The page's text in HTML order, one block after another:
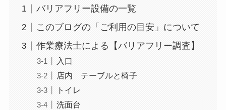
バリアフリー設備の一覧
このブログの「ご利用の目安」について
作業療法士による【バリアフリー調査】
入口
店内 テーブルと椅子
トイレ
洗面台